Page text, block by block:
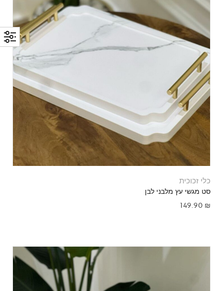
כלי זכוכית
סט מגשי עץ מלבני לבן
149.90 ₪